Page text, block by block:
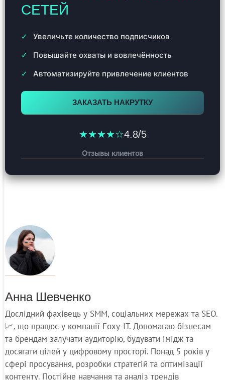
СЕТЕЙ
Увеличьте количество подписчиков
Повышайте охваты и вовлечённость
Автоматизируйте привлечение клиентов
ЗАКАЗАТЬ НАКРУТКУ
★★★★☆4.8/5
Отзывы клиентов
Анна Шевченко
Дослідний фахівець у SMM, соціальних мережах та SEO.
📈, що працює у компанії Foxy-IT. Допомагаю бізнесам
та брендам залучати аудиторію, будувати імідж та
досягати цілей у цифровому просторі. Понад 5 років у
сфері просування, розробки стратегій та оптимізації
контенту. Постійне навчання та аналіз трендів